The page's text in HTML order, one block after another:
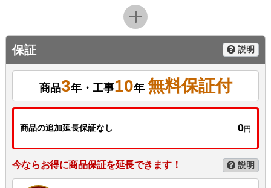
保証 説明
商品3年・工事10年 無料保証付
商品の追加延長保証なし 0円
今ならお得に商品保証を延長できます！ 説明